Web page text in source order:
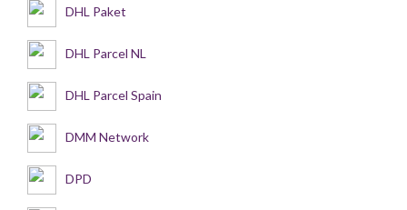
DHL Paket
DHL Parcel NL
DHL Parcel Spain
DMM Network
DPD